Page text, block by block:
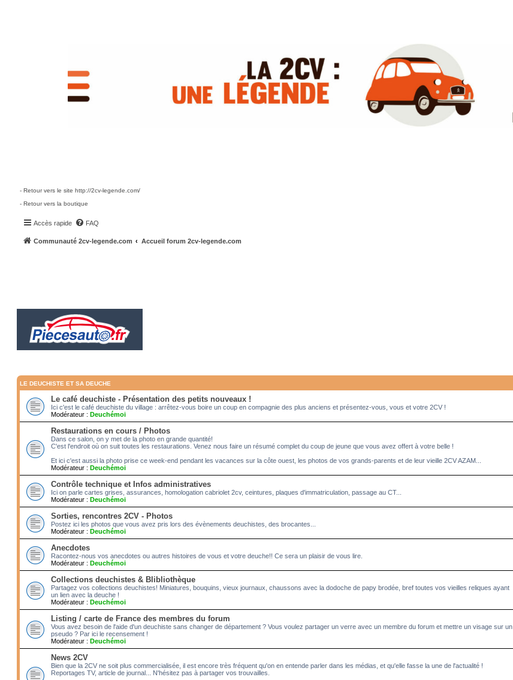
- Retour vers le site http://2cv-legende.com/
- Retour vers la boutique
Accès rapide FAQ
Communauté 2cv-legende.com Accueil forum 2cv-legende.com
LE DEUCHISTE ET SA DEUCHE
Le café deuchiste - Présentation des petits nouveaux !
Ici c'est le café deuchiste du village : arrêtez-vous boire un coup en compagnie des plus anciens et présentez-vous, vous et votre 2CV !
Modérateur : Deuchémoi
Restaurations en cours / Photos
Dans ce salon, on y met de la photo en grande quantité!
C'est l'endroit où on suit toutes les restaurations. Venez nous faire un résumé complet du coup de jeune que vous avez offert à votre belle !
Et ici c'est aussi la photo prise ce week-end pendant les vacances sur la côte ouest, les photos de vos grands-parents et de leur vieille 2CV AZAM...
Modérateur : Deuchémoi
Contrôle technique et Infos administratives
Ici on parle cartes grises, assurances, homologation cabriolet 2cv, ceintures, plaques d'immatriculation, passage au CT...
Modérateur : Deuchémoi
Sorties, rencontres 2CV - Photos
Postez ici les photos que vous avez pris lors des évènements deuchistes, des brocantes...
Modérateur : Deuchémoi
Anecdotes
Racontez-nous vos anecdotes ou autres histoires de vous et votre deuche!! Ce sera un plaisir de vous lire.
Modérateur : Deuchémoi
Collections deuchistes & Blibliothèque
Partagez vos collections deuchistes! Miniatures, bouquins, vieux journaux, chaussons avec la dodoche de papy brodée, bref toutes vos vieilles reliques ayant
un lien avec la deuche !
Modérateur : Deuchémoi
Listing / carte de France des membres du forum
Vous avez besoin de l'aide d'un deuchiste sans changer de département ? Vous voulez partager un verre avec un membre du forum et mettre un visage sur un
pseudo ? Par ici le recensement !
Modérateur : Deuchémoi
News 2CV
Bien que la 2CV ne soit plus commercialisée, il est encore très fréquent qu'on en entende parler dans les médias, et qu'elle fasse la une de l'actualité !
Reportages TV, article de journal... N'hésitez pas à partager vos trouvailles.